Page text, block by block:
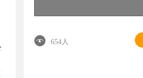
654人